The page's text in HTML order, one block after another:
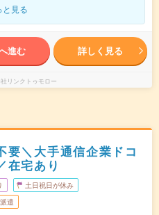
と見る
進む 詳しく見る
リンクトゥモロー
要＼大手通信企業ドコ
在宅あり
土日祝日が休み
派遣